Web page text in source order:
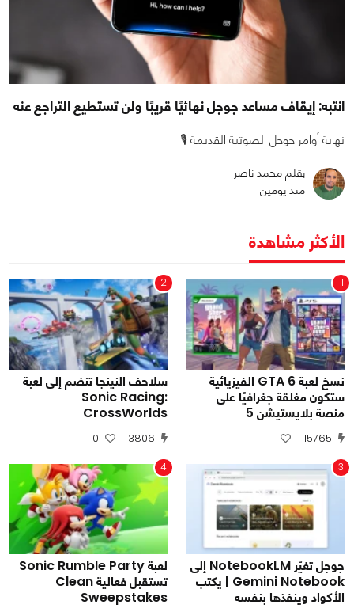
انتبه: إيقاف مساعد جوجل نهائيًا قريبًا ولن تستطيع التراجع عنه
نهاية أوامر جوجل الصوتية القديمة 🎙️
بقلم محمد ناصر
منذ يومين
الأكثر مشاهدة
1
نسخ لعبة GTA 6 الفيزيائية
ستكون مغلقة جغرافيًا على
منصة بلايستيشن 5
15765
1
2
سلاحف النينجا تنضم إلى لعبة
Sonic Racing:
CrossWorlds
3806
0
3
جوجل تغيّر NotebookLM إلى
Gemini Notebook | يكتب
الأكواد وينفذها بنفسه
4
لعبة Sonic Rumble Party
تستقبل فعالية Clean
Sweepstakes